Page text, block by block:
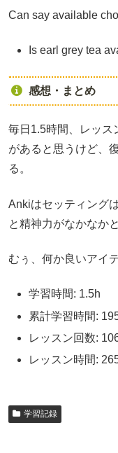
Can say available
Is earl grey tea
感想・まとめ
毎日1.5時間、レッス
があると思うけど、
る。
Ankiはセッティング
と精神力がなかなか
むぅ、何か良いアイ
学習時間: 1.5h
累計学習時間:
レッスン回数:
レッスン時間:
学習記録